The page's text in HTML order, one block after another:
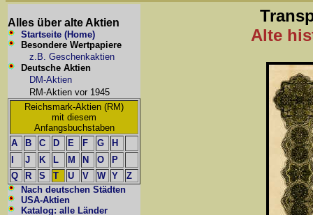
Alles über alte Aktien
Startseite (Home)
Besondere Wertpapiere
z.B. Geschenkaktien
Deutsche Aktien
DM-Aktien
RM-Aktien vor 1945
Reichsmark-Aktien (RM)
mit diesem
Anfangsbuchstaben
A
B C D E F G
H
J K L M N O
P
Q
R S T U V W Y
Z
Nach deutschen Städten
USA-Aktien
Katalog: alle Länder
Alte